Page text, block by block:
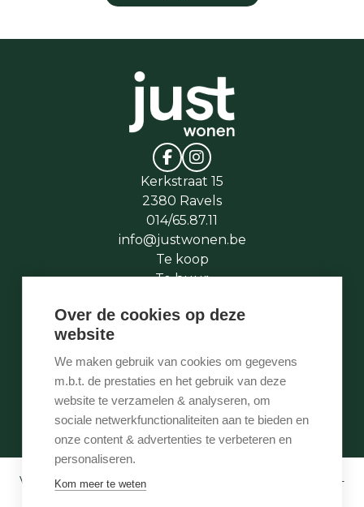
Kerkstraat 15
2380 Ravels
014/65.87.11
info@justwonen.be
Te koop
Te huur
Stukje geschiedenis
Onze services
Contact
Te vroeg
Eigenaarslogin
Vastgoedmakelaar-bemiddelaar BIV België BIV 507.005 -
Over de cookies op deze
website
We maken gebruik van cookies om gegevens
m.b.t. de prestaties en het gebruik van deze
website te verzamelen & analyseren, om
sociale netwerkfunctionaliteiten aan te bieden en
onze content & advertenties te verbeteren en
personaliseren.
Kom meer te weten